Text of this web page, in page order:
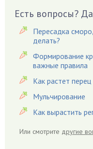
Вишня
Вредители
Гардения
Гацания
Гвоздики
Георгины
Герань
Гиацинт
Гиппеаструм
Есть вопросы?
Пересадка
делать?
Формирование
важные правила
Как растет
Мульчирование
Как вырастить
Или смотрите другие